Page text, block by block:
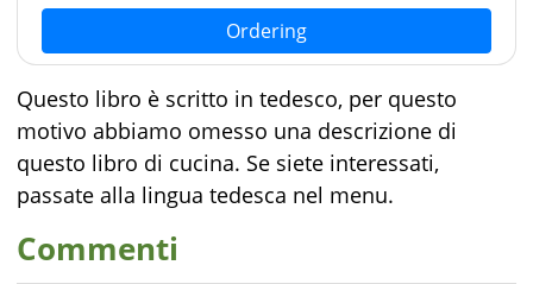
Ordering
Questo libro è scritto in tedesco, per questo
motivo abbiamo omesso una descrizione di
questo libro di cucina. Se siete interessati,
passate alla lingua tedesca nel menu.
Commenti